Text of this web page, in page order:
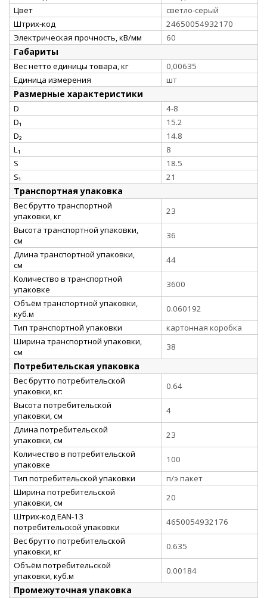
Цвет
светло-серый
Штрих-код
24650054932170
Электрическая прочность, кВ/мм
60
Габариты
Вес нетто единицы товара, кг
0,00635
Единица измерения
шт
Размерные характеристики
D
4-8
D₁
15.2
D₂
14.8
L₁
8
S
18.5
S₁
21
Транспортная упаковка
Вес брутто транспортной
упаковки, кг
23
Высота транспортной упаковки,
см
36
Длина транспортной упаковки,
см
44
Количество в транспортной
упаковке
3600
Объём транспортной упаковки,
куб.м
0.060192
Тип транспортной упаковки
картонная коробка
Ширина транспортной упаковки,
см
38
Потребительская упаковка
Вес брутто потребительской
упаковки, кг:
0.64
Высота потребительской
упаковки, см
4
Длина потребительской
упаковки, см
23
Количество в потребительской
упаковке
100
Тип потребительской упаковки
п/э пакет
Ширина потребительской
упаковки, см
20
Штрих-код EAN-13
потребительской упаковки
4650054932176
Вес брутто потребительской
упаковки, кг
0.635
Объём потребительской
упаковки, куб.м
0.00184
Промежуточная упаковка